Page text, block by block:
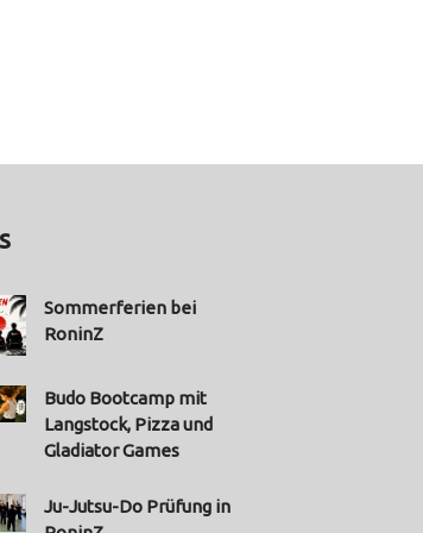
Sommerferien bei
RoninZ
Budo Bootcamp mit
Langstock, Pizza und
Gladiator Games
Ju-Jutsu-Do Prüfung in